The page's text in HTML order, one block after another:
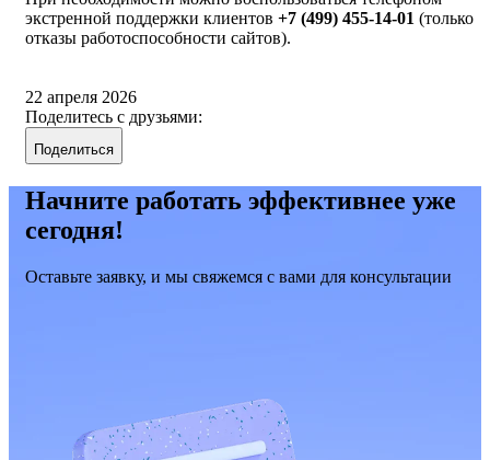
экстренной поддержки клиентов +7 (499) 455-14-01 (только
отказы работоспособности сайтов).
22 апреля 2026
Поделитесь с друзьями:
Поделиться
Начните работать эффективнее уже
сегодня!
Оставьте заявку, и мы свяжемся с вами для консультации